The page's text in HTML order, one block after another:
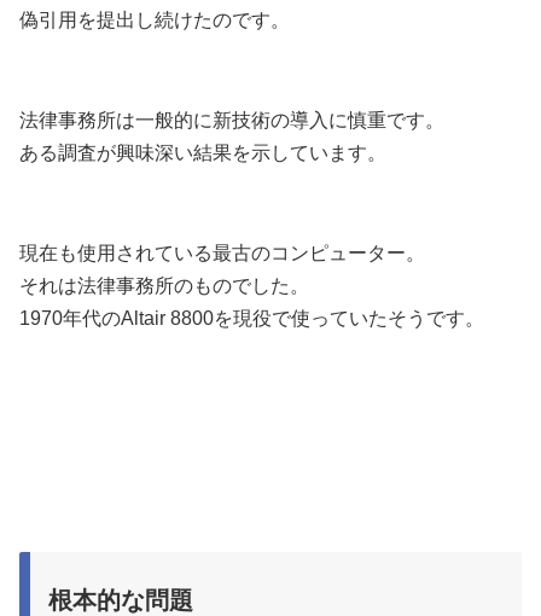
偽引用を提出し続けたのです。
法律事務所は一般的に新技術の導入に慎重です。
ある調査が興味深い結果を示しています。
現在も使用されている最古のコンピューター。
それは法律事務所のものでした。
1970年代のAltair 8800を現役で使っていたそうです。
根本的な問題